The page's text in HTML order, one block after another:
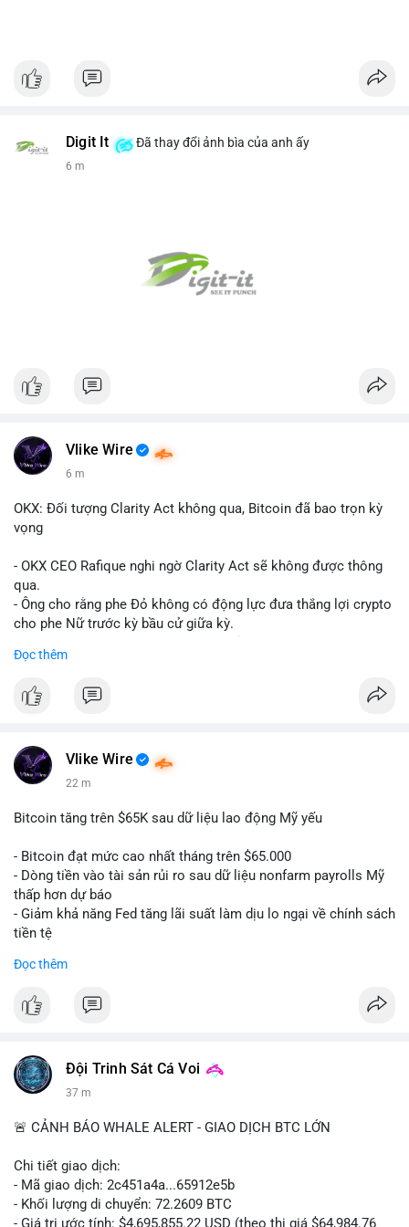
Digit It Đã thay đổi ảnh bìa của anh ấy
6 m
Vlike Wire
6 m
OKX: Đối tượng Clarity Act không qua, Bitcoin đã bao trọn kỳ
vọng
- OKX CEO Rafique nghi ngờ Clarity Act sẽ không được thông
qua.
- Ông cho rằng phe Đỏ không có động lực đưa thắng lợi crypto
cho phe Nữ trước kỳ bầu cử giữa kỳ.
hỗ trợ pháp lý.
$btc
Đọc thêm
Vlike Wire
22 m
Bitcoin tăng trên $65K sau dữ liệu lao động Mỹ yếu
- Bitcoin đạt mức cao nhất tháng trên $65.000
- Dòng tiền vào tài sản rủi ro sau dữ liệu nonfarm payrolls Mỹ
thấp hơn dự báo
- Giảm khả năng Fed tăng lãi suất làm dịu lo ngại về chính sách
tiền tệ
📰 Nguồn: Cointelegraph
Đọc thêm
Đội Trinh Sát Cá Voi
37 m
🚨 CẢNH BÁO WHALE ALERT - GIAO DỊCH BTC LỚN
Chi tiết giao dịch:
- Mã giao dịch: 2c451a4a...65912e5b
- Khối lượng di chuyển: 72.2609 BTC
- Giá trị ước tính: $4,695,855.22 USD (theo thị giá $64,984.76